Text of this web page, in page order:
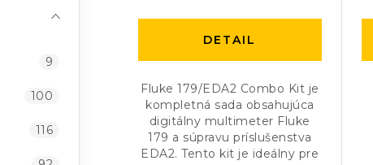
9
100
116
DETAIL
Fluke 179/EDA2 Combo Kit je
kompletná sada obsahujúca
digitálny multimeter Fluke
179 a súpravu príslušenstva
EDA2. Tento kit je ideálny pre